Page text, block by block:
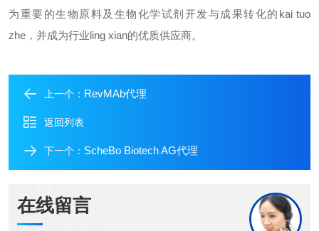
为重要的生物原料及生物化学试剂开发与成果转化的 kai tuo
zhe ，并成为行业ling xian的优质供应商。
上一个： RevMAb代理
返回列表
下一个： ScheBo Biotech AG代理
在线留言